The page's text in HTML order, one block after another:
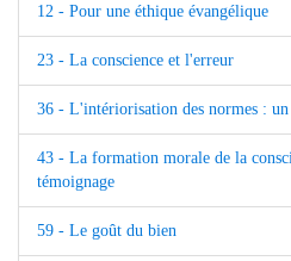
12 - Pour une éthique évangélique
23 - La conscience et l'erreur
36 - L'intériorisation des normes :
43 - La formation morale de la
témoignage
59 - Le goût du bien